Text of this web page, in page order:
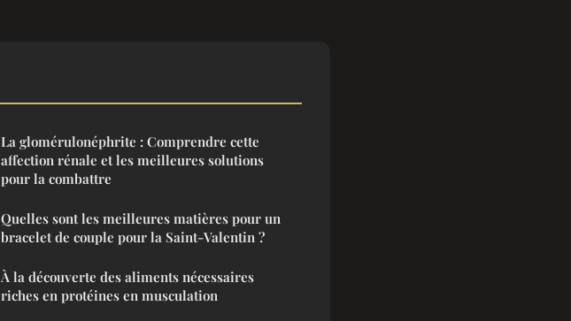
La glomérulonéphrite : Comprendre cette
affection rénale et les meilleures solutions
pour la combattre
Quelles sont les meilleures matières pour un
bracelet de couple pour la Saint-Valentin ?
À la découverte des aliments nécessaires
riches en protéines en musculation